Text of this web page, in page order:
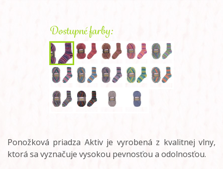
Dostupné farby:
Ponožková priadza Aktiv je vyrobená z kvalitnej vlny,
ktorá sa vyznačuje vysokou pevnosťou a odolnosťou.